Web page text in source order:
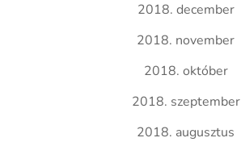
2018. december
2018. november
2018. október
2018. szeptember
2018. augusztus